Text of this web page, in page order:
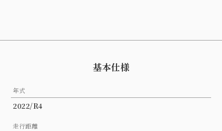
基本仕様
年式
2022/R4
走行距離